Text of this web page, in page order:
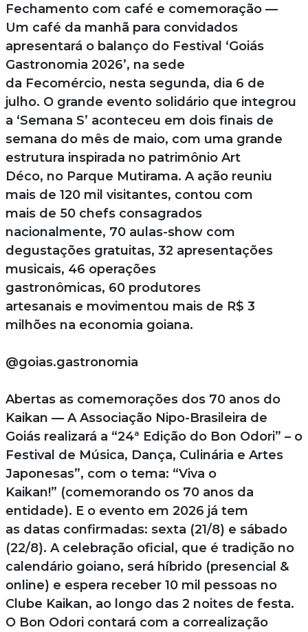
Fechamento com café e comemoração —
Um café da manhã para convidados
apresentará o balanço do Festival ‘Goiás
Gastronomia 2026’, na sede
da Fecomércio, nesta segunda, dia 6 de
julho. O grande evento solidário que integrou
a ‘Semana S’ aconteceu em dois finais de
semana do mês de maio, com uma grande
estrutura inspirada no patrimônio Art
Déco, no Parque Mutirama. A ação reuniu
mais de 120 mil visitantes, contou com
mais de 50 chefs consagrados
nacionalmente, 70 aulas-show com
degustações gratuitas, 32 apresentações
musicais, 46 operações
gastronômicas, 60 produtores
artesanais e movimentou mais de R$ 3
milhões na economia goiana.
@goias.gastronomia
Abertas as comemorações dos 70 anos do
Kaikan — A Associação Nipo-Brasileira de
Goiás realizará a “24ª Edição do Bon Odori” – o
Festival de Música, Dança, Culinária e Artes
Japonesas”, com o tema: “Viva o
Kaikan!” (comemorando os 70 anos da
entidade). E o evento em 2026 já tem
as datas confirmadas: sexta (21/8) e sábado
(22/8). A celebração oficial, que é tradição no
calendário goiano, será híbrido (presencial &
online) e espera receber 10 mil pessoas no
Clube Kaikan, ao longo das 2 noites de festa.
O Bon Odori contará com a correalização